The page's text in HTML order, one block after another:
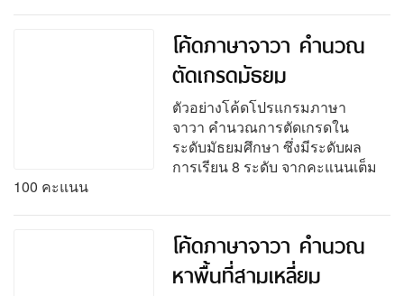
โค้ดภาษาจาวา คำนวณ
ตัดเกรดมัธยม
ตัวอย่างโค้ดโปรแกรมภาษา
จาวา คำนวณการตัดเกรดใน
ระดับมัธยมศึกษา ซึ่งมีระดับผล
การเรียน 8 ระดับ จากคะแนนเต็ม
100 คะแนน
โค้ดภาษาจาวา คำนวณ
หาพื้นที่สามเหลี่ยม